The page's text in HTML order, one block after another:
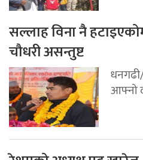
सल्लाह विना नै
चौधरी असन्तुष्ट
आफ्नो